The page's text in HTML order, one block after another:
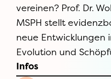
vereinen? Prof. Dr.
MSPH stellt
neue Entwicklungen
Evolution und
Infos